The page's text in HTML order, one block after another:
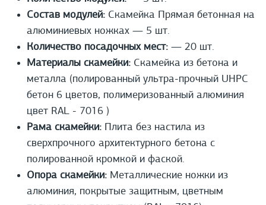
Состав модулей: Скамейка Прямая бетонная на
алюминиевых ножках — 5 шт.
Количество посадочных мест: — 20 шт.
Материалы скамейки: Cкамейка из бетона и
металла (полированный ультра-прочный UHPС
бетон 6 цветов, полимеризованный алюминия
цвет RAL - 7016 )
Рама скамейки: Плита без настила из
сверхпрочного архитектурного бетона с
полированной кромкой и фаской.
Опора скамейки: Металлические ножки из
алюминия, покрытые защитным, цветным